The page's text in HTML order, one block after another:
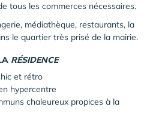
tous les commerces nécessaires.
médiathèque, restaurants, la
le quartier très prisé de la mairie.
RÉSIDENCE
et rétro
hypercentre
chaleureux propices à la